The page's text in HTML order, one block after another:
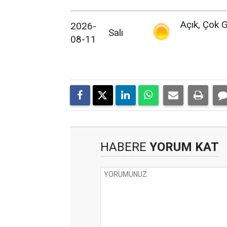
2026-
08-11
Salı
Açık, Çok
HABERE YORUM KAT